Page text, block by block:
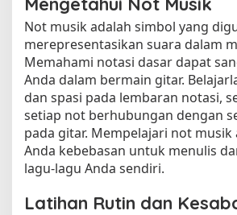
Not musik adalah simbol yang
merepresentasikan suara dalam
Memahami notasi dasar dapat
Anda dalam bermain gitar.
dan spasi pada lembaran notasi,
setiap not berhubungan dengan
pada gitar. Mempelajari not
Anda kebebasan untuk menulis
lagu-lagu Anda sendiri.
Latihan Rutin dan